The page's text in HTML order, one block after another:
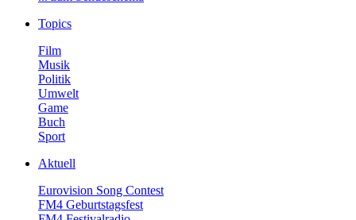
Topics
Film
Musik
Politik
Umwelt
Game
Buch
Sport
Aktuell
EurovisionSongContest
FM4Geburtstagsfest